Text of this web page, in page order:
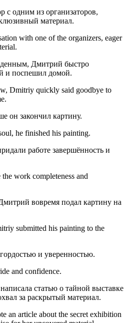
с одним из организаторов,
материал.
with one of the organizers, eager
Дмитрий быстро
и поспешил домой.
Dmitriy quickly said goodbye to
он закончил картину.
he finished his painting.
работе завершённость и
work completeness and
вовремя подал картину на
submitted his painting to the
и уверенностью.
and confidence.
статью о тайной выставке
за раскрытый материал.
an article about the secret exhibition